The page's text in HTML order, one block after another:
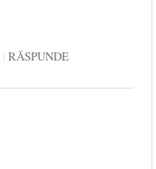
RĂSPUNDE